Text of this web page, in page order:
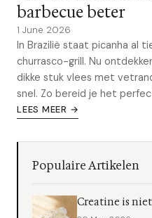
barbecue beter
1 June 2026
In Brazilië staat picanha al
churrasco-grill. Nu
dikke stuk vlees met
snel. Zo bereid je het
LEES MEER →
Populaire Artikelen
Creatine is